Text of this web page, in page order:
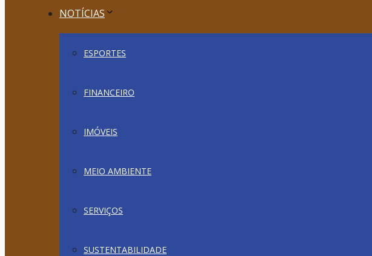
NOTÍCIAS
ESPORTES
FINANCEIRO
IMÓVEIS
MEIO AMBIENTE
SERVIÇOS
SUSTENTABILIDADE